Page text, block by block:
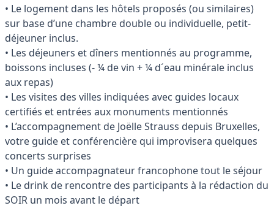
• Le logement dans les hôtels proposés (ou similaires)
sur base d’une chambre double ou individuelle, petit-
déjeuner inclus.
• Les déjeuners et dîners mentionnés au programme,
boissons incluses (- ¼ de vin + ¼ d´eau minérale inclus
aux repas)
• Les visites des villes indiquées avec guides locaux
certifiés et entrées aux monuments mentionnés
• L’accompagnement de Joëlle Strauss depuis Bruxelles,
votre guide et conférencière qui improvisera quelques
concerts surprises
• Un guide accompagnateur francophone tout le séjour
• Le drink de rencontre des participants à la rédaction du
SOIR un mois avant le départ